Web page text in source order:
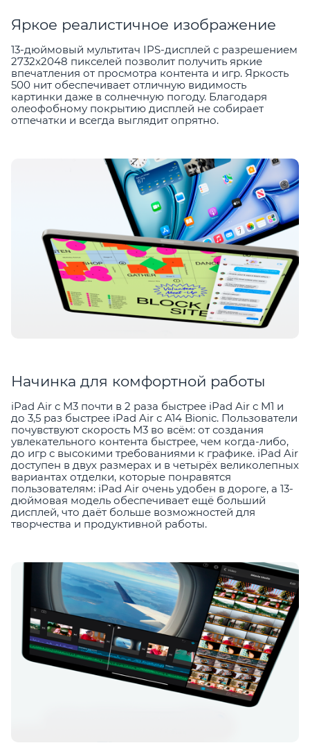
Яркое реалистичное изображение
13-дюймовый мультитач IPS-дисплей с разрешением
2732x2048 пикселей позволит получить яркие
впечатления от просмотра контента и игр. Яркость
500 нит обеспечивает отличную видимость
картинки даже в солнечную погоду. Благодаря
олеофобному покрытию дисплей не собирает
отпечатки и всегда выглядит опрятно.
Начинка для комфортной работы
iPad Air с M3 почти в 2 раза быстрее iPad Air с M1 и
до 3,5 раз быстрее iPad Air с A14 Bionic. Пользователи
почувствуют скорость M3 во всём: от создания
увлекательного контента быстрее, чем когда-либо,
до игр с высокими требованиями к графике. iPad Air
доступен в двух размерах и в четырёх великолепных
вариантах отделки, которые понравятся
пользователям: iPad Air очень удобен в дороге, а 13-
дюймовая модель обеспечивает ещё больший
дисплей, что даёт больше возможностей для
творчества и продуктивной работы.